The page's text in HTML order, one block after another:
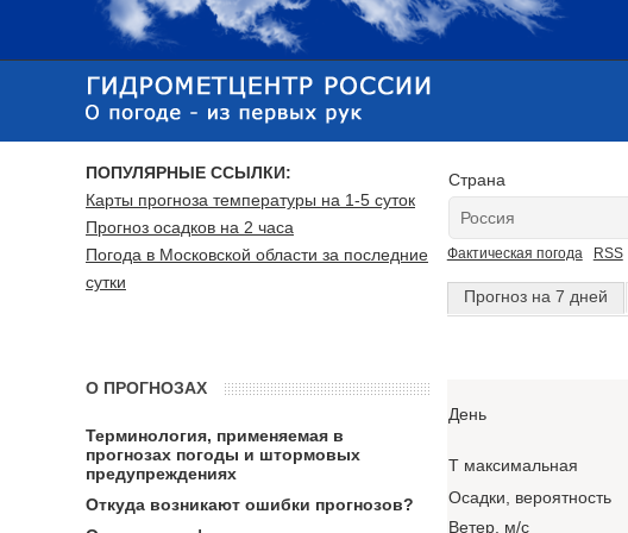
Страна
Фактическая погода RSS
Прогноз на 7 дней
День
T максимальная
Осадки, вероятность
Ветер, м/с
ПОПУЛЯРНЫЕ ССЫЛКИ:
Карты прогноза температуры на 1-5 суток
Прогноз осадков на 2 часа
Погода в Московской области за последние
сутки
О ПРОГНОЗАХ
Терминология, применяемая в
прогнозах погоды и штормовых
предупреждениях
Откуда возникают ошибки прогнозов?